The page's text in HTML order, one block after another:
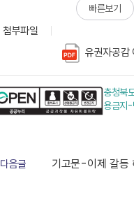
첨부파일
빠른보기
유권자공감
충청북
용금지-
다음글